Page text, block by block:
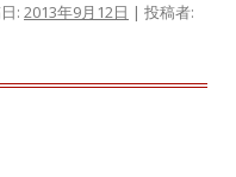
: 2013年9月12日 | 投稿者: